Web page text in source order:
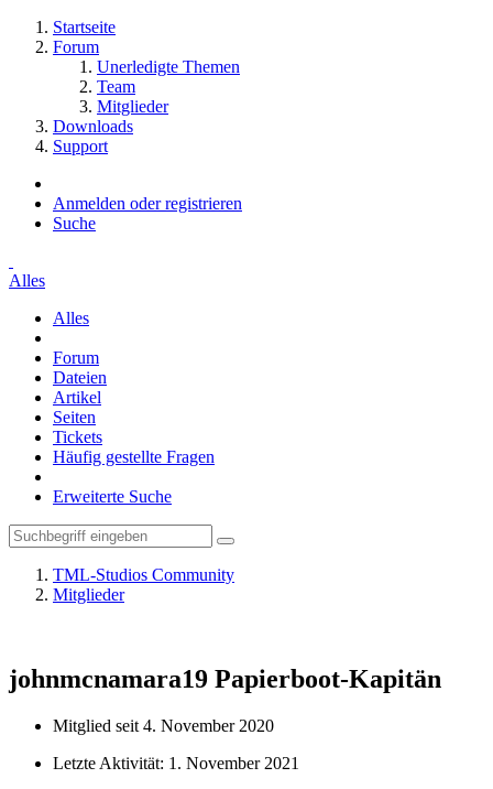
Startseite
Forum
Unerledigte Themen
Team
Mitglieder
Downloads
Support
Anmelden oder registrieren
Suche
Alles
Alles
Forum
Dateien
Artikel
Seiten
Tickets
Häufig gestellte Fragen
Erweiterte Suche
TML-Studios Community
Mitglieder
johnmcnamara19 Papierboot-Kapitän
Mitglied seit 4. November 2020
Letzte Aktivität: 1. November 2021